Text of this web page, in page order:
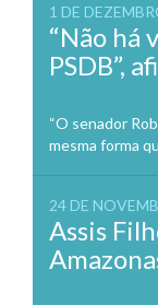
1 DE
“Não há
PSDB”,
“O senador
mesma forma
24 DE
Assis